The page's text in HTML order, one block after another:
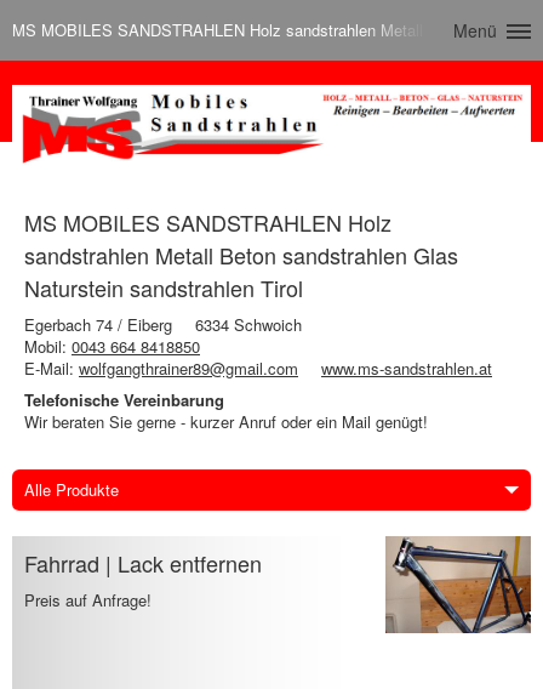
MS MOBILES SANDSTRAHLEN Holz sandstrahlen Metall BetonMenü
MS MOBILES SANDSTRAHLEN Holz
sandstrahlen Metall Beton sandstrahlen Glas
Naturstein sandstrahlen Tirol
Egerbach 74 / Eiberg
6334 Schwoich
Mobil: 0043 664 8418850
E-Mail: wolfgangthrainer89@gmail.com
www.ms-sandstrahlen.at
Telefonische Vereinbarung
Wir beraten Sie gerne - kurzer Anruf oder ein Mail genügt!
Alle Produkte
Fahrrad | Lack entfernen
Preis auf Anfrage!